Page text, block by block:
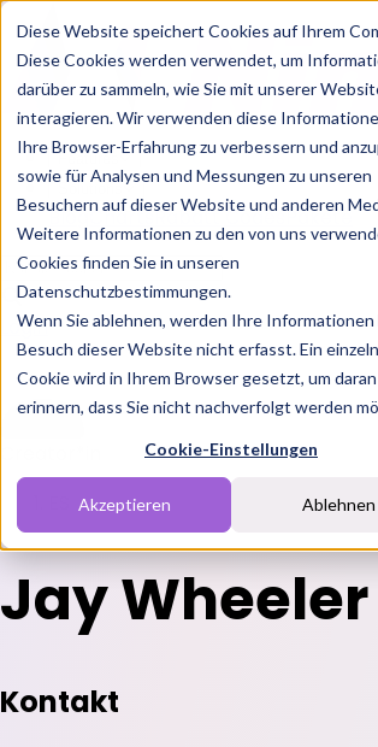
Diese Website speichert Cookies auf Ihrem
Diese Cookies werden verwendet, um
darüber zu sammeln, wie Sie mit unserer
interagieren. Wir verwenden diese
Ihre Browser-Erfahrung zu verbessern und
sowie für Analysen und Messungen zu unseren
Besuchern auf dieser Website und anderen
Weitere Informationen zu den von uns
Cookies finden Sie in unseren
Datenschutzbestimmungen.
Wenn Sie ablehnen, werden Ihre Informationen
Besuch dieser Website nicht erfasst. Ein
Cookie wird in Ihrem Browser gesetzt, um daran
erinnern, dass Sie nicht nachverfolgt werden
Cookie-Einstellungen
Akzeptieren Ablehnen
Features
Solutions
BlogChartsRabatt CodesPakete
Login
Jay Wheeler
Kontakt